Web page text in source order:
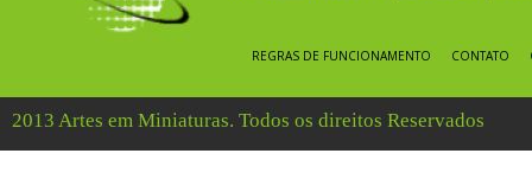
REGRAS DE FUNCIONAMENTO CONTATO
2013 Artes em Miniaturas. Todos os direitos Reservados